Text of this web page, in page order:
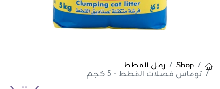
Shop رمل القطط
توماس فضلات القطط - 5 كجم